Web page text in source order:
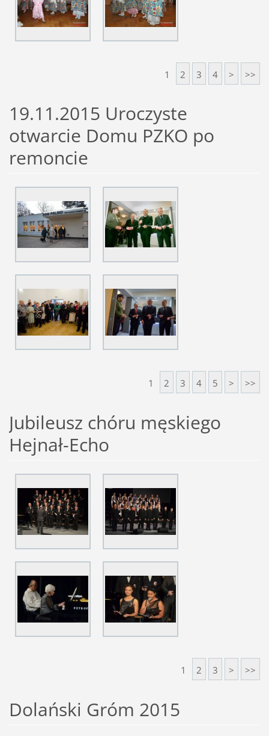
1 2 3 4 > >>
19.11.2015 Uroczyste
otwarcie Domu PZKO po
remoncie
1 2 3 4 5 > >>
Jubileusz chóru męskiego
Hejnał-Echo
1 2 3 > >>
Dolański Gróm 2015